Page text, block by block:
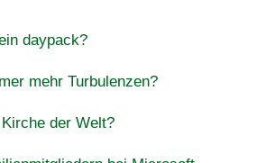
daypack?
mehr Turbulenzen?
der Welt?